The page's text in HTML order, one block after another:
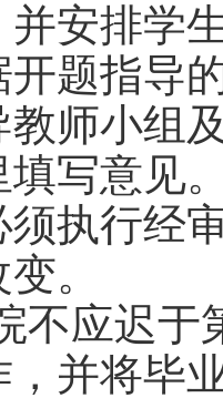
安排学
题指导
师小组
写意见
执行经
。
不应迟于
，并将毕